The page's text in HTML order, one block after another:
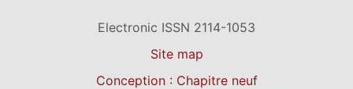
Electronic ISSN 2114-1053
Site map
Conception : Chapitre neuf